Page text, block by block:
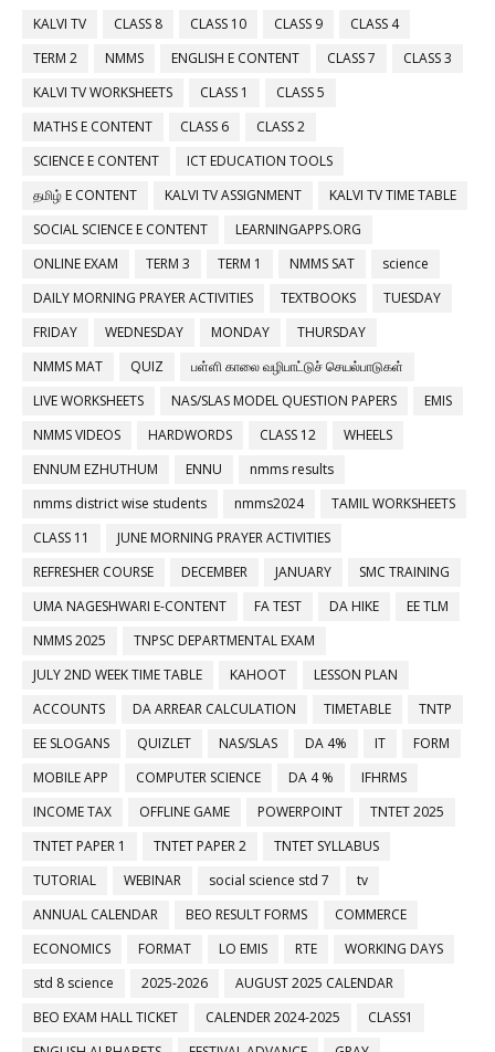
KALVI TV CLASS 8 CLASS 10 CLASS 9
CLASS 4
TERM 2
NMMS ENGLISH E CONTENT CLASS 7
CLASS 3
KALVI TV WORKSHEETS
CLASS 1
CLASS 5
MATHS E CONTENT
CLASS 6
CLASS 2
SCIENCE E CONTENT
ICT EDUCATION TOOLS
தமிழ் E CONTENT
KALVI TV ASSIGNMENT
KALVI TV TIME TABLE
SOCIAL SCIENCE E CONTENT
LEARNINGAPPS.ORG
ONLINE EXAM
TERM 3 TERM 1 NMMS SAT
science
DAILY MORNING PRAYER ACTIVITIES
TEXTBOOKS
TUESDAY
FRIDAY
WEDNESDAY MONDAY
THURSDAY
NMMS MAT
QUIZ
பள்ளி காலை வழிபாட்டுச் செயல்பாடுகள்
LIVE WORKSHEETS
NAS/SLAS MODEL QUESTION PAPERS
EMIS
NMMS VIDEOS
HARDWORDS CLASS 12
WHEELS
ENNUM EZHUTHUM
ENNU
nmms results
nmms district wise students
nmms2024
TAMIL WORKSHEETS
CLASS 11
JUNE MORNING PRAYER ACTIVITIES
REFRESHER COURSE
DECEMBER JANUARY
SMC TRAINING
UMA NAGESHWARI E-CONTENT
FA TEST DA HIKE
EE TLM
NMMS 2025
TNPSC DEPARTMENTAL EXAM
JULY 2ND WEEK TIME TABLE
KAHOOT
LESSON PLAN
ACCOUNTS
DA ARREAR CALCULATION TIMETABLE
TNTP
EE SLOGANS
QUIZLET NAS/SLAS DA 4% IT
FORM
MOBILE APP
COMPUTER SCIENCE DA 4 %
IFHRMS
INCOME TAX
OFFLINE GAME POWERPOINT
TNTET 2025
TNTET PAPER 1
TNTET PAPER 2
TNTET SYLLABUS
TUTORIAL
WEBINAR social science std 7
tv
ANNUAL CALENDAR
BEO RESULT FORMS
COMMERCE
ECONOMICS
FORMAT LO EMIS RTE
WORKING DAYS
std 8 science
2025-2026
AUGUST 2025 CALENDAR
BEO EXAM HALL TICKET
CALENDER 2024-2025
CLASS1